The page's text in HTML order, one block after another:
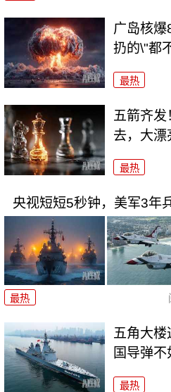
广岛核爆
扔的\"都
最热
五箭齐
去，大漂
最热
央视短短5秒钟，美军3年
最热
五角大
国导弹不
最热